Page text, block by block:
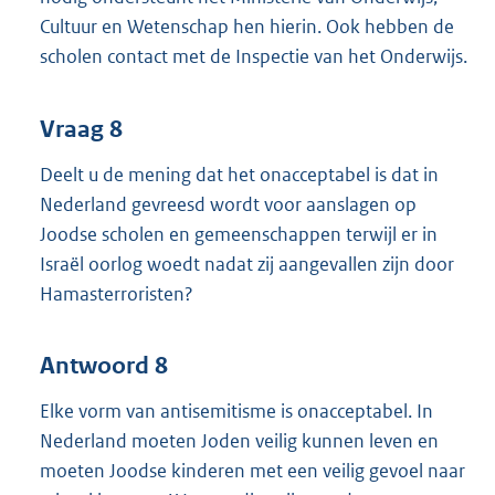
Cultuur en Wetenschap hen hierin. Ook hebben de
scholen contact met de Inspectie van het Onderwijs.
Vraag 8
Deelt u de mening dat het onacceptabel is dat in
Nederland gevreesd wordt voor aanslagen op
Joodse scholen en gemeenschappen terwijl er in
Israël oorlog woedt nadat zij aangevallen zijn door
Hamasterroristen?
Antwoord 8
Elke vorm van antisemitisme is onacceptabel. In
Nederland moeten Joden veilig kunnen leven en
moeten Joodse kinderen met een veilig gevoel naar